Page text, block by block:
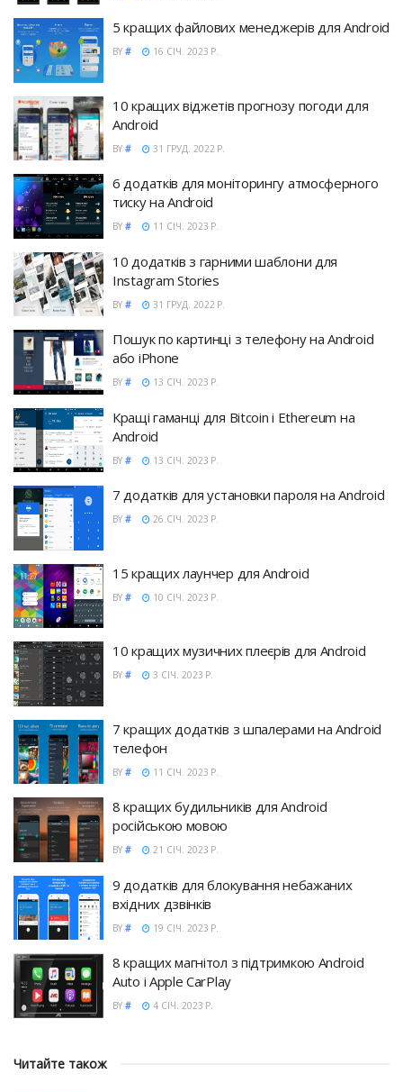
5 кращих файлових менеджерів для Android
BY # 16 СІЧ. 2023 Р.
10 кращих віджетів прогнозу погоди для
Android
BY # 31 ГРУД. 2022 Р.
6 додатків для моніторингу атмосферного
тиску на Android
BY # 11 СІЧ. 2023 Р.
10 додатків з гарними шаблони для
Instagram Stories
BY # 31 ГРУД. 2022 Р.
Пошук по картинці з телефону на Android
або iPhone
BY # 13 СІЧ. 2023 Р.
Кращі гаманці для Bitcoin і Ethereum на
Android
BY # 13 СІЧ. 2023 Р.
7 додатків для установки пароля на Android
BY # 26 СІЧ. 2023 Р.
15 кращих лаунчер для Android
BY # 10 СІЧ. 2023 Р.
10 кращих музичних плеєрів для Android
BY # 3 СІЧ. 2023 Р.
7 кращих додатків з шпалерами на Android
телефон
BY # 11 СІЧ. 2023 Р.
8 кращих будильників для Android
російською мовою
BY # 21 СІЧ. 2023 Р.
9 додатків для блокування небажаних
вхідних дзвінків
BY # 19 СІЧ. 2023 Р.
8 кращих магнітол з підтримкою Android
Auto і Apple CarPlay
BY # 4 СІЧ. 2023 Р.
Читайте також